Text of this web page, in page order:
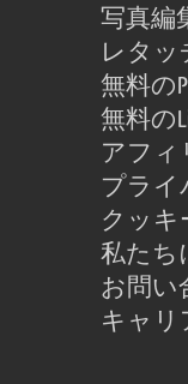
写真編
レタッ
無料の
無料の
アフィ
プライ
クッキ
私たち
お問い
キャリ